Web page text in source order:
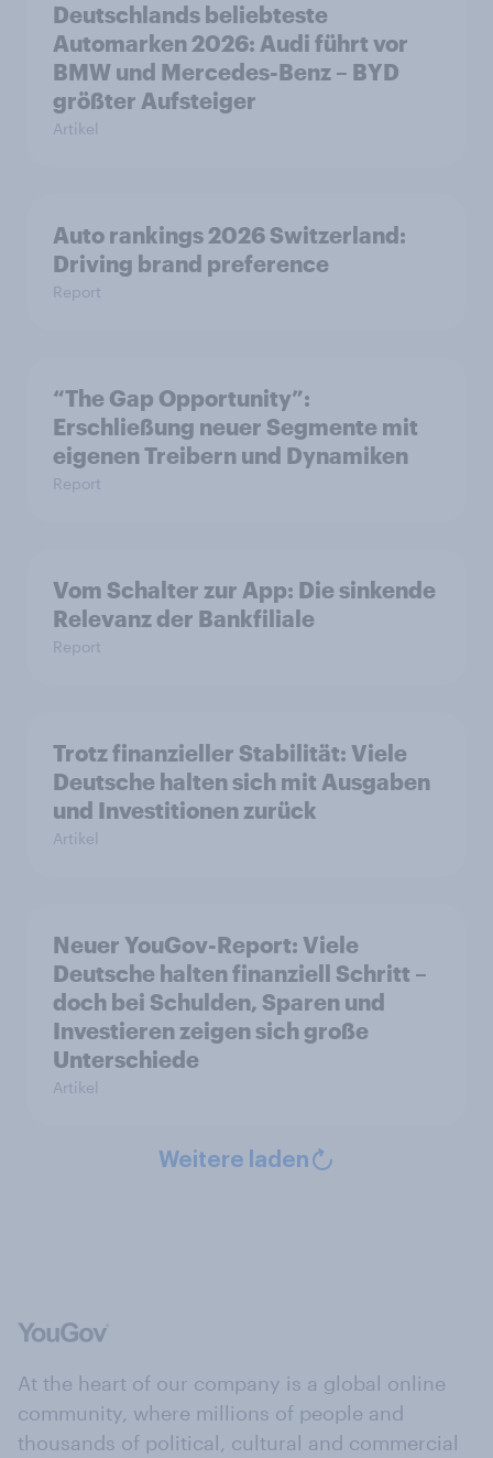
Deutschlands beliebteste
Automarken 2026: Audi führt vor
BMW und Mercedes-Benz – BYD
größter Aufsteiger
Artikel
Auto rankings 2026 Switzerland:
Driving brand preference
Report
“The Gap Opportunity”:
Erschließung neuer Segmente mit
eigenen Treibern und Dynamiken
Report
Vom Schalter zur App: Die sinkende
Relevanz der Bankfiliale
Report
Trotz finanzieller Stabilität: Viele
Deutsche halten sich mit Ausgaben
und Investitionen zurück
Artikel
Neuer YouGov-Report: Viele
Deutsche halten finanziell Schritt –
doch bei Schulden, Sparen und
Investieren zeigen sich große
Unterschiede
Artikel
Weitere laden
At the heart of our company is a global online
community, where millions of people and
thousands of political, cultural and commercial